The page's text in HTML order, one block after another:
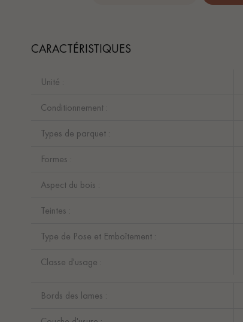
CARACTÉRISTIQUES
Unité :
Conditionnement :
Types de parquet :
Formes :
Aspect du bois :
Teintes :
Type de Pose et Emboîtement :
Classe d'usage :
Bords des lames :